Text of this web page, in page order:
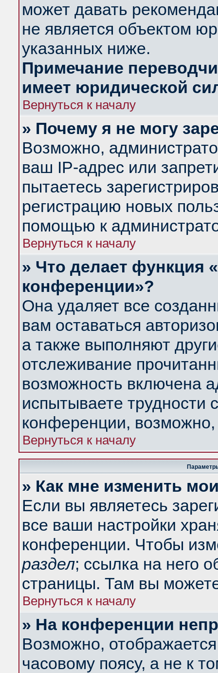
может давать
не является объектом
указанных ниже.
Примечание
имеет юридической
Вернуться к началу
» Почему я не могу
Возможно,
ваш IP-адрес или
пытаетесь
регистрацию новых
помощью к
Вернуться к началу
» Что делает функция
конференции»?
Она удаляет все
вам оставаться
а также выполняют
отслеживание
возможность включена
испытываете трудности
конференции,
Вернуться к началу
» Как мне изменить
Если вы являетесь
все ваши настройки
конференции. Чтобы
раздел; ссылка на него
страницы. Там вы
Вернуться к началу
» На конференции
Возможно,
часовому поясу, а не к